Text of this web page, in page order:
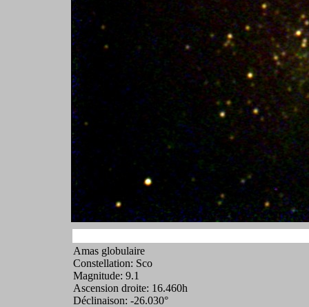
Amas globulaire
Constellation: Sco
Magnitude: 9.1
Ascension droite: 16.460h
Déclinaison: -26.030°